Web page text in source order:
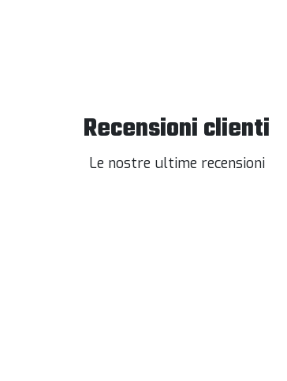
Recensioni clienti
Le nostre ultime recensioni